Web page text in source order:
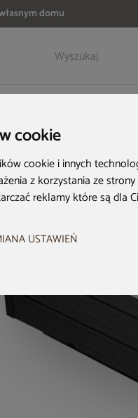
cookie
cookie i innych
z korzystania ze
reklamy które są dla
USTAWIEŃ
domu
Opinie Akcesoria